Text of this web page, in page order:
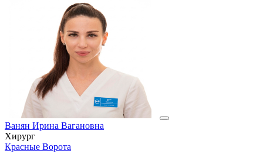
Ванян Ирина Вагановна
Хирург
Красные Ворота